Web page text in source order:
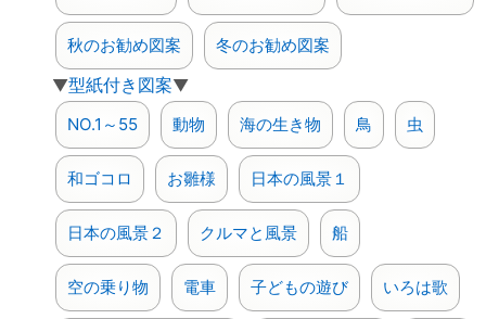
秋のお勧め図案
冬のお勧め図案
▼型紙付き図案▼
NO.1～55
動物 海の生き物 鳥 虫
和ゴコロ お雛様 日本の風景１
日本の風景２ クルマと風景 船
空の乗り物 電車 子どもの遊び いろは歌